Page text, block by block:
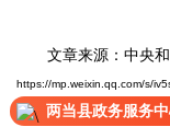
文章来源：中央和
https://mp.weixin.qq.com/s/
两当县政务服务